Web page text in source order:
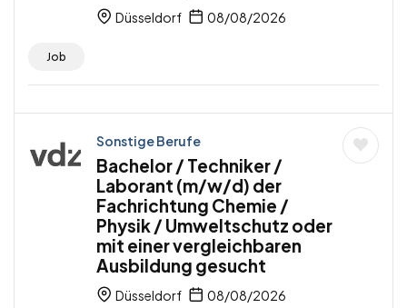
Düsseldorf 08/08/2026
Job
Sonstige Berufe
Bachelor / Techniker /
Laborant (m/w/d) der
Fachrichtung Chemie /
Physik / Umweltschutz oder
mit einer vergleichbaren
Ausbildung gesucht
Düsseldorf 08/08/2026